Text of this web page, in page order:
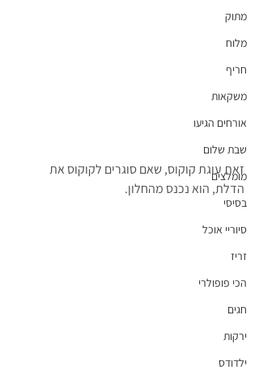
מתוק
מלוח
חריף
משקאות
אורחים הגיעו
שבת שלום
מומלצים
בסיסי
סיוריי אוכל
זריז
הכי פופולרי
חגים
ירקות
ילדודס
זאת עוגת קוקוס, שאם סוגרים לקוקוס את
הדלת, הוא נכנס מהחלון.